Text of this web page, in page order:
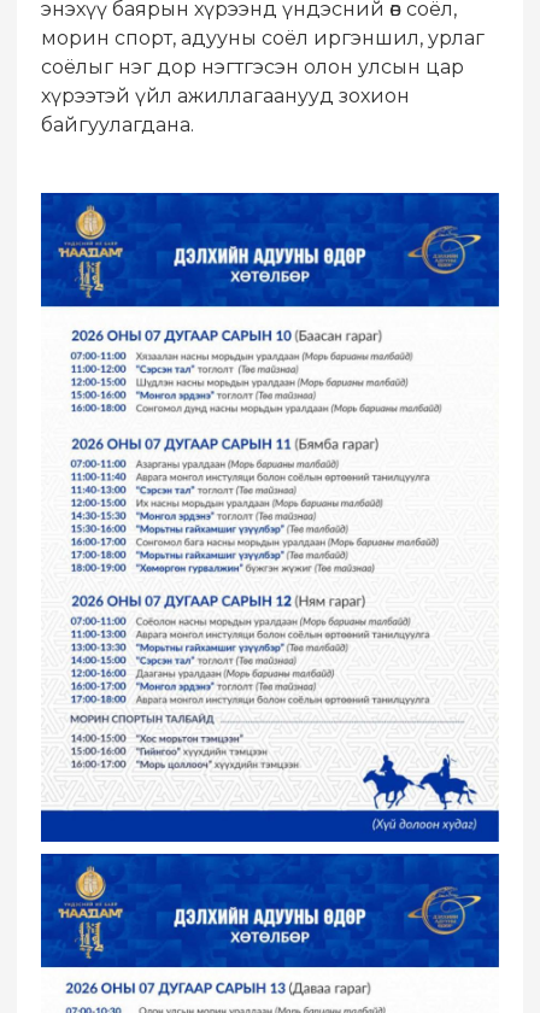
энэхүү баярын хүрээнд үндэсний өв соёл,
морин спорт, адууны соёл иргэншил, урлаг
соёлыг нэг дор нэгтгэсэн олон улсын цар
хүрээтэй үйл ажиллагаанууд зохион
байгуулагдана.